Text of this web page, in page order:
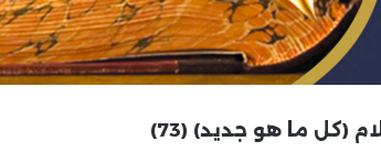
(كل ما هو جديد) (73)